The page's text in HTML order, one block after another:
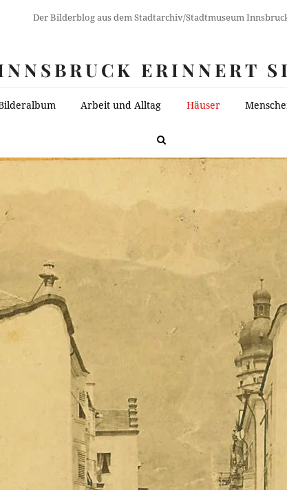
Der Bilderblog aus dem Stadtarchiv/Stadtmuseum
ERINNERT
Arbeit und Alltag Häuser